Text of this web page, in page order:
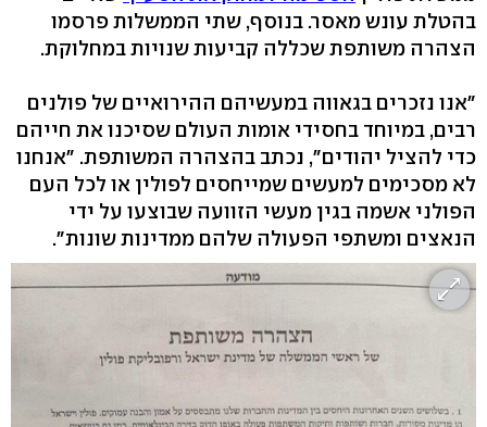
בהטלת עונש מאסר. בנוסף, שתי הממשלות פרסמו
הצהרה משותפת שכללה קביעות שנויות במחלוקת.
"אנו נזכרים בגאווה במעשיהם ההירואיים של פולנים
רבים, במיוחד בחסידי אומות העולם שסיכנו את חייהם
כדי להציל יהודים", נכתב בהצהרה המשותפת. "אנחנו
לא מסכימים למעשים שמייחסים לפולין או לכל העם
הפולני אשמה בגין מעשי הזוועה שבוצעו על ידי
הנאצים ומשתפי הפעולה שלהם ממדינות שונות".